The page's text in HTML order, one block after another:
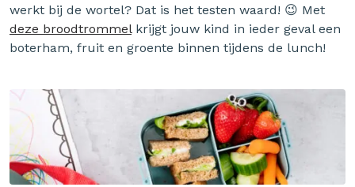
werkt bij de wortel? Dat is het testen waard! 😉 Met
deze broodtrommelkrijgt jouw kind in ieder geval een
boterham, fruit en groente binnen tijdens de lunch!